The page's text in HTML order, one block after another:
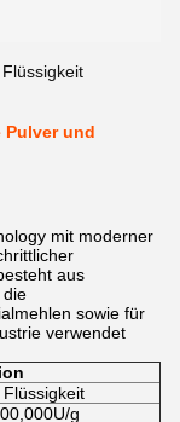
Pulver und
mit moderner
aus
die
sowie für
verwendet
g